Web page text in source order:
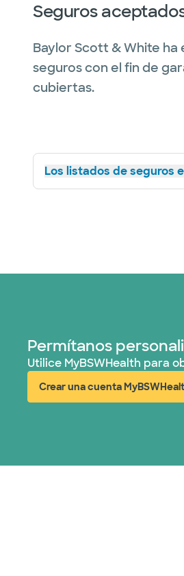
Seguros
Baylor Scott & White
seguros con el fin de
cubiertas.
Los listados de seguros
Permítanos
Utilice MyBSWHealth para
Crear una cuenta(abre en